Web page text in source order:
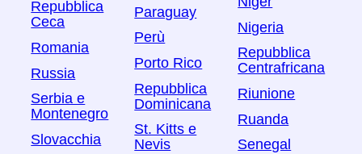
Repubblica
Ceca
Romania
Russia
Serbia e
Montenegro
Slovacchia
Paraguay
Perù
Porto Rico
Repubblica
Dominicana
St. Kitts e
Nevis
Nigeria
Repubblica
Centrafricana
Riunione
Ruanda
Senegal